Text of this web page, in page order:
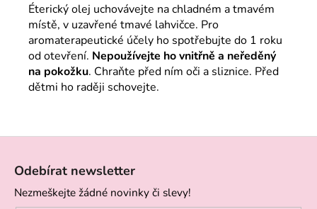
Éterický olej uchovávejte na chladném a tmavém
místě, v uzavřené tmavé lahvičce. Pro
aromaterapeutické účely ho spotřebujte do 1 roku
od otevření. Nepoužívejte ho vnitřně a neředěný
na pokožku. Chraňte před ním oči a sliznice. Před
dětmi ho raději schovejte.
Odebírat newsletter
Nezmeškejte žádné novinky či slevy!